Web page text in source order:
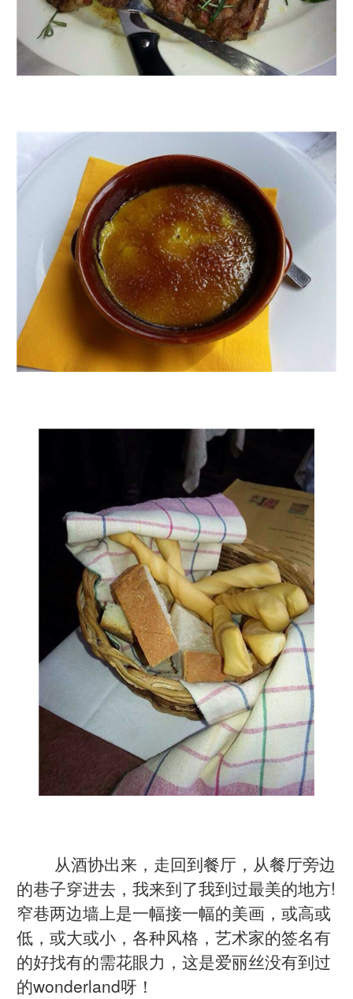
从酒协出来，走回到餐厅，从餐厅旁边
的巷子穿进去，我来到了我到过最美的地方!
窄巷两边墙上是一幅接一幅的美画，或高或
低，或大或小，各种风格，艺术家的签名有
的好找有的需花眼力，这是爱丽丝没有到过
的wonderland呀！